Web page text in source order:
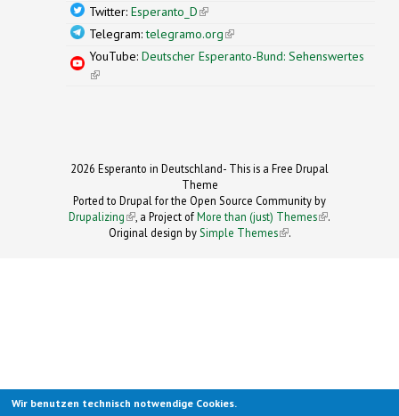
Twitter: Esperanto_D(link is external)
Telegram:telegramo.org(link is external)
YouTube: Deutscher Esperanto-Bund: Sehenswertes
(link is external)
2026 Esperanto in Deutschland- This is a Free Drupal
Theme
Ported to Drupal for the Open Source Community by
Drupalizing(link is external)
, a Project ofMore than (just) Themes (link is
.
Original design by Simple Themes
(link is
.
Wir benutzen technisch notwendige Cookies.